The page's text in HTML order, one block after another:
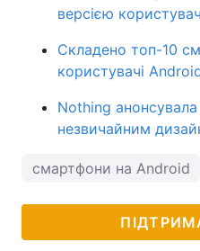
версією
Складено топ-10
користувачі
Nothing
незвичайним
смартфони на Android